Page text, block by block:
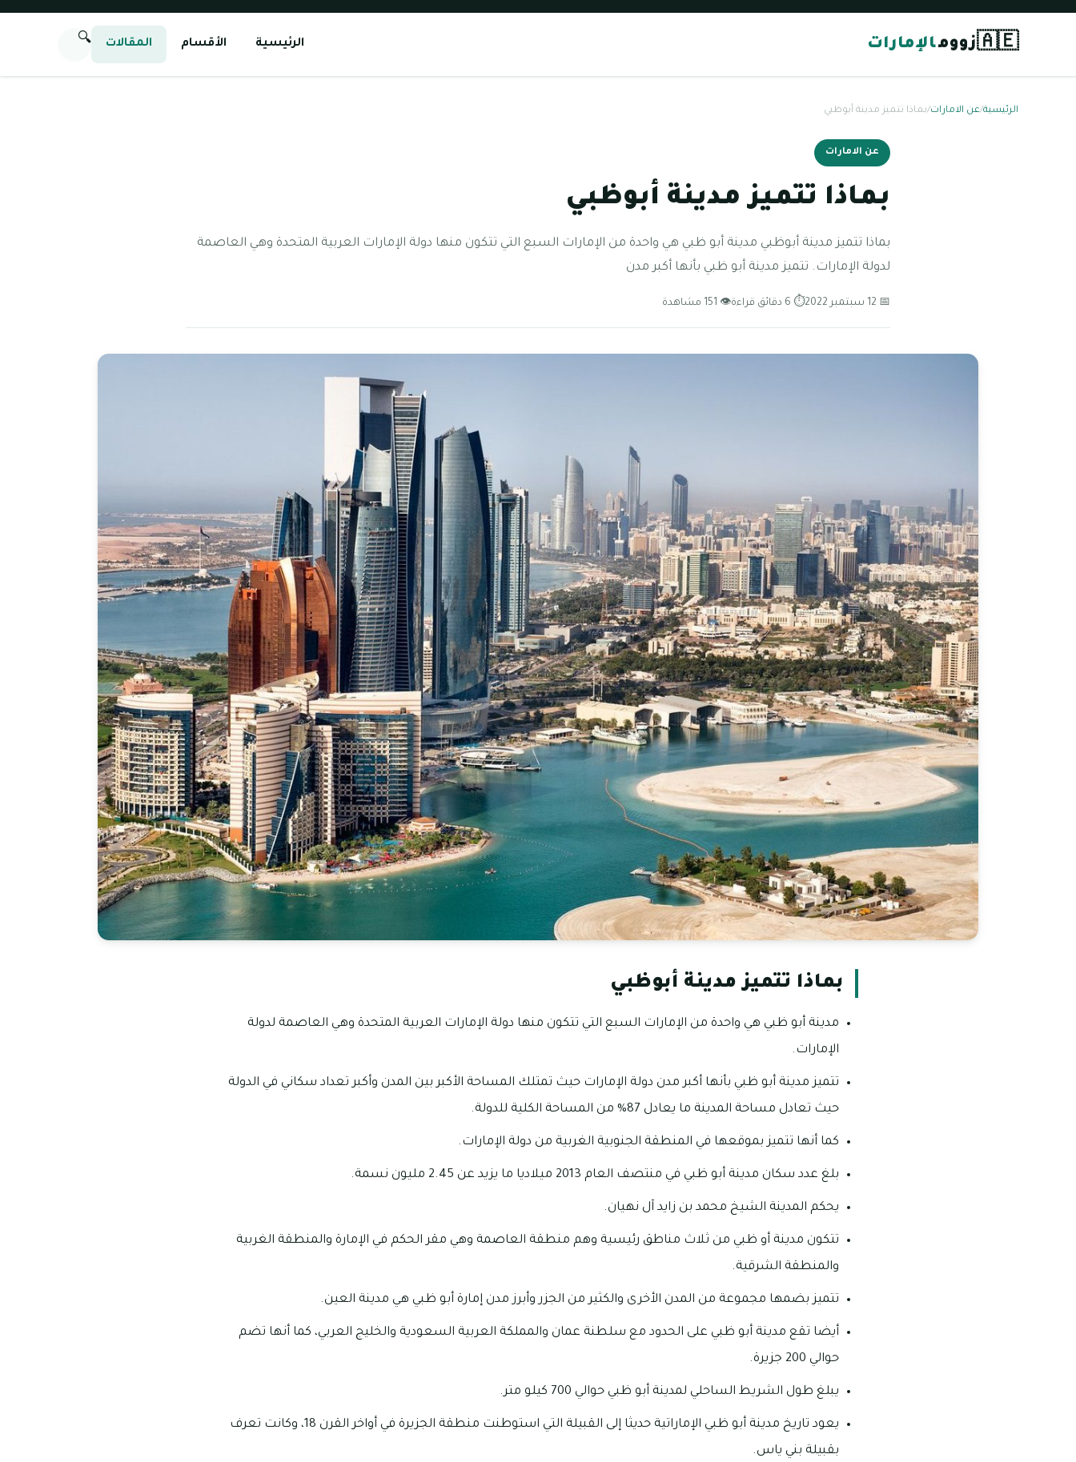
🇦🇪زوومالإمارات الرئيسية الأقسام المقالات 🔍
الرئيسية/عن الامارات/بماذا تتميز مدينة أبوظبي
عن الامارات
بماذا تتميز مدينة أبوظبي
بماذا تتميز مدينة أبوظبي مدينة أبو ظبي هي واحدة من الإمارات السبع التي تتكون منها دولة الإمارات العربية المتحدة وهي العاصمة
لدولة الإمارات. تتميز مدينة أبو ظبي بأنها أكبر مدن
📅 12 سبتمبر 2022 ⏱ 6 دقائق قراءة 👁 151 مشاهدة
بماذا تتميز مدينة أبوظبي
مدينة أبو ظبي هي واحدة من الإمارات السبع التي تتكون منها دولة الإمارات العربية المتحدة وهي العاصمة لدولة
الإمارات.
تتميز مدينة أبو ظبي بأنها أكبر مدن دولة الإمارات حيث تمتلك المساحة الأكبر بين المدن وأكبر تعداد سكاني في الدولة
حيث تعادل مساحة المدينة ما يعادل 87% من المساحة الكلية للدولة.
كما أنها تتميز بموقعها في المنطقة الجنوبية الغربية من دولة الإمارات.
بلغ عدد سكان مدينة أبو ظبي في منتصف العام 2013 ميلاديا ما يزيد عن 2.45 مليون نسمة.
يحكم المدينة الشيخ محمد بن زايد آل نهيان.
تتكون مدينة أو ظبي من ثلاث مناطق رئيسية وهم منطقة العاصمة وهي مقر الحكم في الإمارة والمنطقة الغربية
والمنطقة الشرقية.
تتميز بضمها مجموعة من المدن الأخرى والكثير من الجزر وأبرز مدن إمارة أبو ظبي هي مدينة العين.
أيضا تقع مدينة أبو ظبي على الحدود مع سلطنة عمان والمملكة العربية السعودية والخليج العربي، كما أنها تضم
حوالي 200 جزيرة.
يبلغ طول الشريط الساحلي لمدينة أبو ظبي حوالي 700 كيلو متر.
يعود تاريخ مدينة أبو ظبي الإماراتية حديثا إلى القبيلة التي استوطنت منطقة الجزيرة في أواخر القرن 18، وكانت تعرف
بقبيلة بني ياس.